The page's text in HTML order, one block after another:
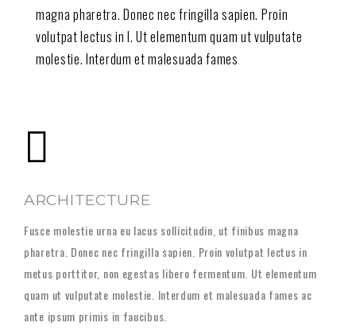
magna pharetra. Donec nec fringilla sapien. Proin
volutpat lectus in l. Ut elementum quam ut vulputate
molestie. Interdum et malesuada fames
ARCHITECTURE
Fusce molestie urna eu lacus sollicitudin, ut finibus magna
pharetra. Donec nec fringilla sapien. Proin volutpat lectus in
metus porttitor, non egestas libero fermentum. Ut elementum
quam ut vulputate molestie. Interdum et malesuada fames ac
ante ipsum primis in faucibus.